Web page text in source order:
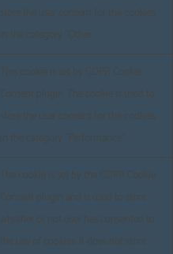
store the user consent for the cookies
in the category "Other.
This cookie is set by GDPR Cookie
Consent plugin. The cookie is used to
store the user consent for the cookies
in the category "Performance".
The cookie is set by the GDPR Cookie
Consent plugin and is used to store
whether or not user has consented to
the use of cookies. It does not store